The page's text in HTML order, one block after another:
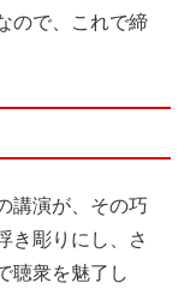
ので、これで締
講演が、その巧
き彫りにし、さ
聴衆を魅了し